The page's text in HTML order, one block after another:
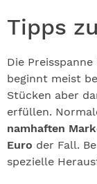
Tipps
Die
beginnt meist
Stücken aber
erfüllen.
namhaften
Euro der Fall.
spezielle